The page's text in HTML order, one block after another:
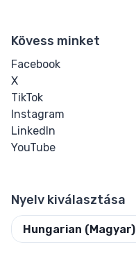
Underline
Quote
Details
Dialog
Kövess minket
Facebook
X
TikTok
Instagram
LinkedIn
YouTube
Nyelv kiválasztása
Hungarian (Magyar)